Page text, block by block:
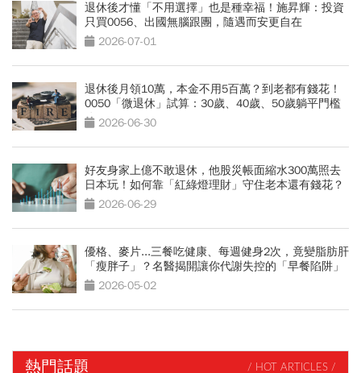
退休後才懂「不用選擇」也是種幸福！施昇輝：投資
只買0056、出國無腦跟團，隨遇而安更自在
2026-07-01
退休後月領10萬，本金不用5百萬？到老都有錢花！
0050「微退休」試算：30歲、40歲、50歲躺平門檻
公開2026-06-30
好友身家上億不敢退休，他股災帳面縮水300萬照去
日本玩！如何靠「紅綠燈理財」守住老本還有錢花？
2026-06-29
優格、麥片...三餐吃健康、每週健身2次，竟變脂肪肝
「瘦胖子」？名醫揭開讓你代謝失控的「早餐陷阱」
2026-05-02
熱門話題 / HOT ARTICLES /